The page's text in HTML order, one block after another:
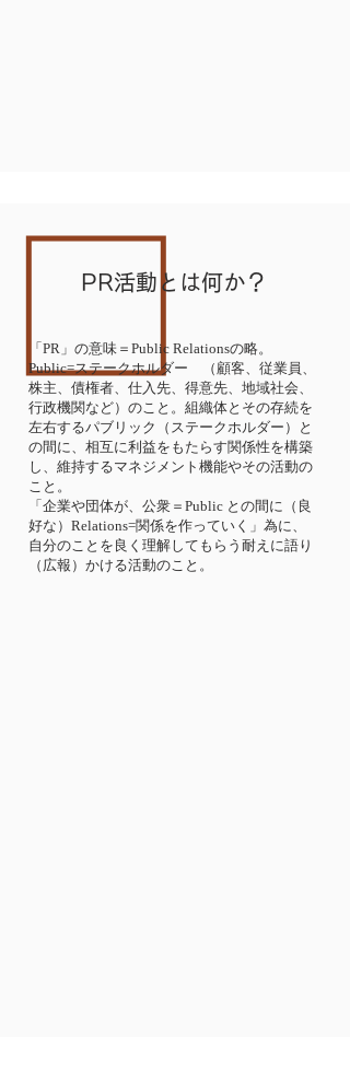
PR活動とは何か？
「PR」の意味＝Public Relationsの略。
Public=ステークホルダー （顧客、従業員、
株主、債権者、仕入先、得意先、地域社会、
行政機関など）のこと。組織体とその存続を
左右するパブリック（ステークホルダー）と
の間に、相互に利益をもたらす関係性を構築
し、維持するマネジメント機能やその活動の
こと。
「企業や団体が、公衆＝Public との間に（良
好な）Relations=関係を作っていく」為に、
自分のことを良く理解してもらう耐えに語り
（広報）かける活動のこと。